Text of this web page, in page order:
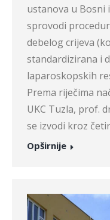
ustanova u Bosni
sprovodi
debelog crijeva
standardizirana i
laparoskopskih
Prema riječima
UKC Tuzla, prof.
se izvodi kroz
Opširnije